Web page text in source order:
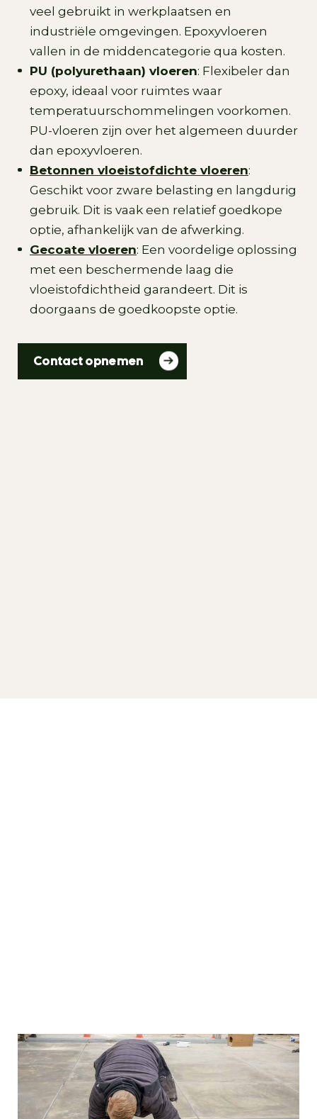
veel gebruikt in werkplaatsen en
industriële omgevingen. Epoxyvloeren
vallen in de middencategorie qua kosten.
PU (polyurethaan) vloeren: Flexibeler dan
epoxy, ideaal voor ruimtes waar
temperatuurschommelingen voorkomen.
PU-vloeren zijn over het algemeen duurder
dan epoxyvloeren.
Betonnen vloeistofdichte vloeren:
Geschikt voor zware belasting en langdurig
gebruik. Dit is vaak een relatief goedkope
optie, afhankelijk van de afwerking.
Gecoate vloeren: Een voordelige oplossing
met een beschermende laag die
vloeistofdichtheid garandeert. Dit is
doorgaans de goedkoopste optie.
Contact opnemen